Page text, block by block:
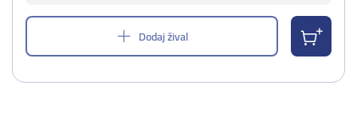
Dodaj žival